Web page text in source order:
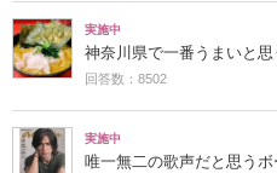
実施中
神奈川県で一番うまいと
回答数：8502
実施中
唯一無二の歌声だと思うボ